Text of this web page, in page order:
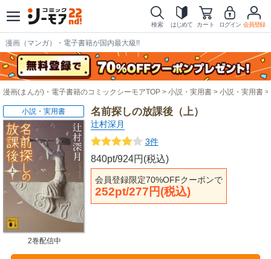
検索 はじめて カート ログイン 会員登録
漫画（マンガ）・電子書籍が国内最大級!!
漫画(まんが)・電子書籍のコミックシーモアTOP 小説・実用書 小説・実用書
名前探しの放課後（上）
辻村深月
3件
840pt/924円(税込)
会員登録限定70%OFFクーポンで
252pt/277円(税込)
小説・実用書
2巻配信中